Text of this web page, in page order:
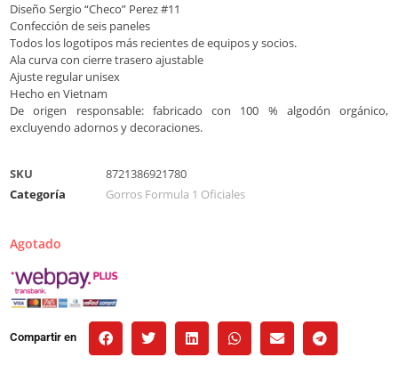
Diseño Sergio “Checo” Perez #11
Confección de seis paneles
Todos los logotipos más recientes de equipos y socios.
Ala curva con cierre trasero ajustable
Ajuste regular unisex
Hecho en Vietnam
De origen responsable: fabricado con 100 % algodón orgánico,
excluyendo adornos y decoraciones.
SKU
8721386921780
Categoría
Gorros Formula 1 Oficiales
Agotado
Compartir en